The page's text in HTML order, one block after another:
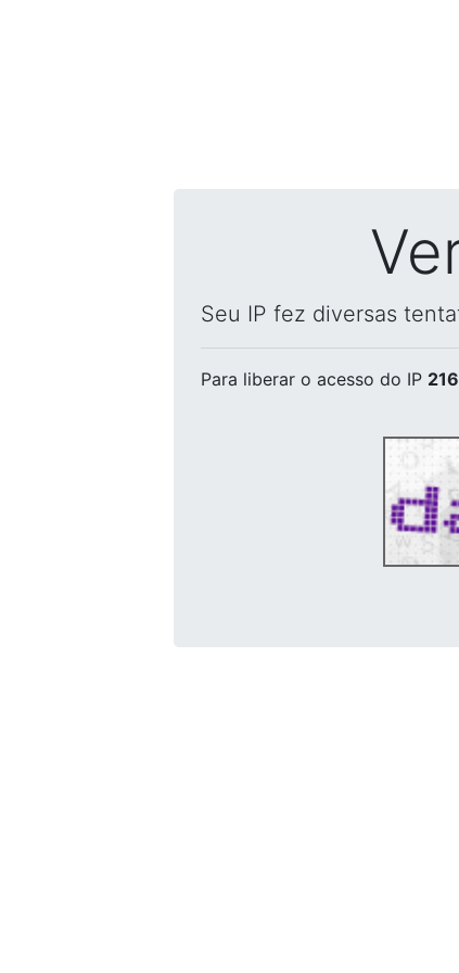
Seu IP fez diversas
Para liberar o acesso do IP